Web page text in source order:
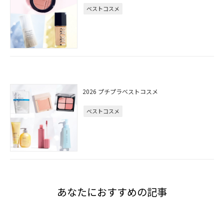
ベストコスメ
2026 プチプラベストコスメ
ベストコスメ
あなたにおすすめの記事